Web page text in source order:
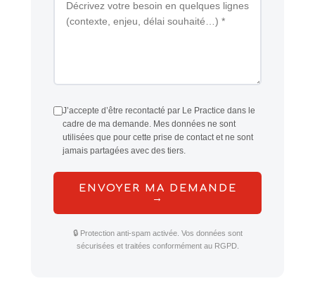
J’accepte d’être recontacté par Le Practice dans le
cadre de ma demande. Mes données ne sont
utilisées que pour cette prise de contact et ne sont
jamais partagées avec des tiers.
ENVOYER MA DEMANDE
→
🔒 Protection anti-spam activée. Vos données sont
sécurisées et traitées conformément au RGPD.